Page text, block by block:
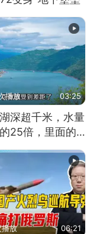
播放 03:25
深超千米，水量
25倍，里面的
放 06:21